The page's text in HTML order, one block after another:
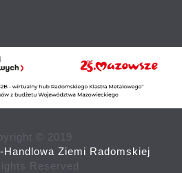
© 2019
Handlowa Ziemi Radomskiej
Reserved